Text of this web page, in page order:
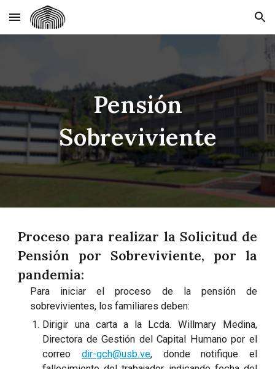
Skip to main content Skip to navigation
Pensión
Sobreviviente
Proceso para realizar la Solicitud de
Pensión por Sobreviviente, por la
pandemia:
Para iniciar el proceso de la pensión de
sobrevivientes, los familiares deben:
Dirigir una carta a la Lcda. Willmary Medina,
Directora de Gestión del Capital Humano por el
correo dir-gch@usb.ve, donde notifique el